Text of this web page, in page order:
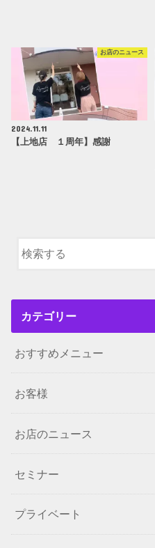
お店のニュース
2024.11.11
【上地店 １周年】感謝
カテゴリー
おすすめメニュー
お客様
お店のニュース
セミナー
プライベート